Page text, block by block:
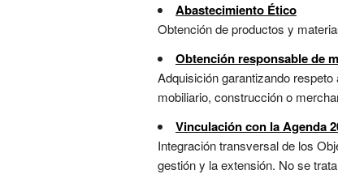
Abastecimiento Ético
Obtención de productos y
Obtención responsable de
Adquisición garantizando
mobiliario, construcción o
Vinculación con la Agenda
Integración transversal de los
gestión y la extensión. No se